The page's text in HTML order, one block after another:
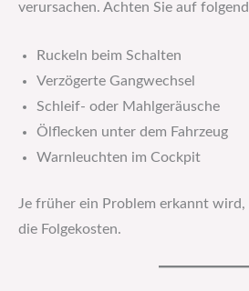
verursachen. Achten Sie auf
Ruckeln beim Schalten
Verzögerte Gangwechsel
Schleif- oder Mahlgeräusche
Ölflecken unter dem Fahrzeug
Warnleuchten im Cockpit
Je früher ein Problem erkannt wird,
die Folgekosten.